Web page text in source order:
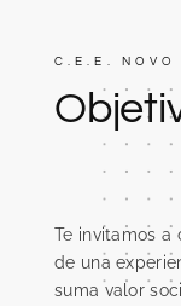
C.E.E. NOVO
Te invitamos a
de una
suma valor